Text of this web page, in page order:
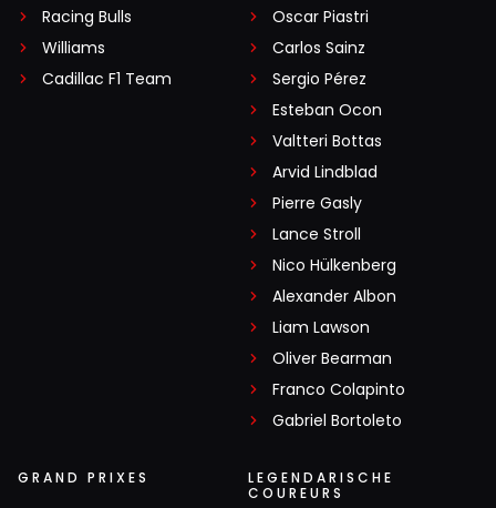
Racing Bulls
Williams
Cadillac F1 Team
Oscar Piastri
Carlos Sainz
Sergio Pérez
Esteban Ocon
Valtteri Bottas
Arvid Lindblad
Pierre Gasly
Lance Stroll
Nico Hülkenberg
Alexander Albon
Liam Lawson
Oliver Bearman
Franco Colapinto
Gabriel Bortoleto
GRAND PRIXES
LEGENDARISCHE
COUREURS